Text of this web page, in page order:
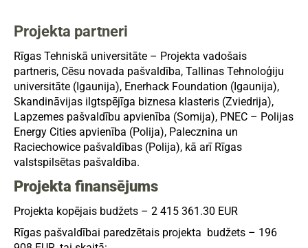
Projekta partneri
Rīgas Tehniskā universitāte – Projekta vadošais
partneris, Cēsu novada pašvaldība, Tallinas Tehnoloģiju
universitāte (Igaunija), Enerhack Foundation (Igaunija),
Skandināvijas ilgtspējīga biznesa klasteris (Zviedrija),
Lapzemes pašvaldību apvienība (Somija), PNEC – Polijas
Energy Cities apvienība (Polija), Palecznina un
Raciechowice pašvaldības (Polija), kā arī Rīgas
valstspilsētas pašvaldība.
Projekta finansējums
Projekta kopējais budžets – 2 415 361.30 EUR
Rīgas pašvaldībai paredzētais projekta budžets – 196